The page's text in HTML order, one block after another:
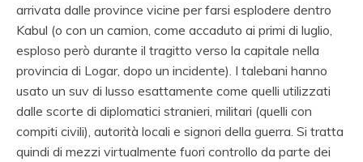
arrivata dalle province vicine per farsi esplodere dentro
Kabul (o con un camion, come accaduto ai primi di luglio,
esploso però durante il tragitto verso la capitale nella
provincia di Logar, dopo un incidente). I talebani hanno
usato un suv di lusso esattamente come quelli utilizzati
dalle scorte di diplomatici stranieri, militari (quelli con
compiti civili), autorità locali e signori della guerra. Si tratta
quindi di mezzi virtualmente fuori controllo da parte dei